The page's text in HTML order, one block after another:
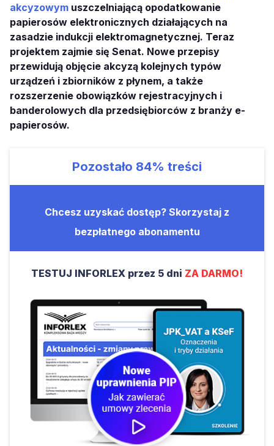
akcyzowym uszczelniającą opodatkowanie
papierosów elektronicznych działających na
zasadzie indukcji elektromagnetycznej. Teraz
projektem zajmie się Senat. Nowe przepisy
przewidują objęcie akcyzą kolejnych typów
urządzeń i zbiorników z płynem, a także
rozszerzenie obowiązków rejestracyjnych i
banderolowych dla przedsiębiorców z branży e-
papierosów.
Pozostało 84% treści
Chcesz uzyskać dostęp? Skorzystaj z
bezpłatnego abonamentu
TESTUJ INFORLEX przez 5 dni ZA DARMO!